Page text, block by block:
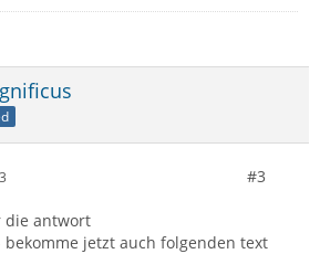
#3
die antwort
jetzt auch folgenden text